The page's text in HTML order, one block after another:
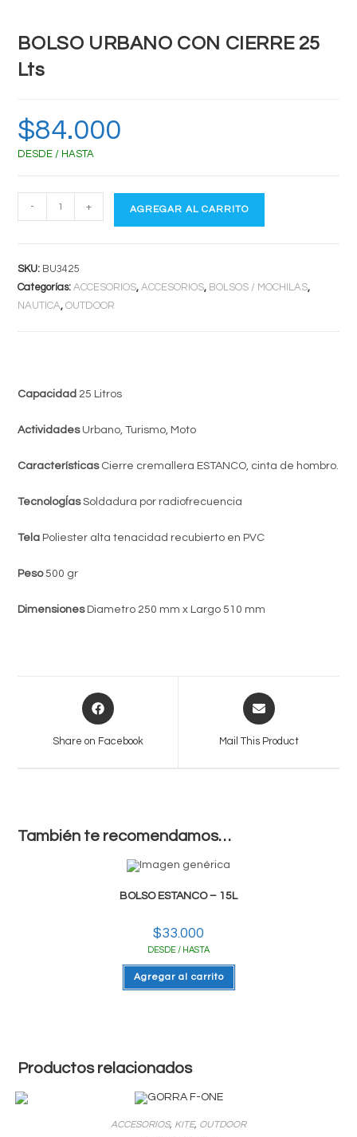
BOLSO URBANO CON CIERRE 25
Lts
$84.000
DESDE / HASTA
URBANO
25
Lts
- + AGREGAR AL CARRITO
SKU: BU3425
Categorías:ACCESORIOS,ACCESORIOS, BOLSOS / MOCHILAS,
NAUTICA,OUTDOOR
Capacidad 25 Litros
ActividadesUrbano, Turismo, Moto
CaracterísticasCierre cremallera ESTANCO, cinta de hombro.
TecnologÍasSoldadura por radiofrecuencia
Tela Poliester alta tenacidad recubierto en PVC
Peso500 gr
DimensionesDiametro 250 mm x Largo 510 mm
Opens
in
Share on Facebook
Opens
in
Mail This Product
También te recomendamos…
BOLSO ESTANCO – 15L
$33.000
DESDE / HASTA
Agregar al carrito
Productos relacionados
ACCESORIOS, KITE, OUTDOOR